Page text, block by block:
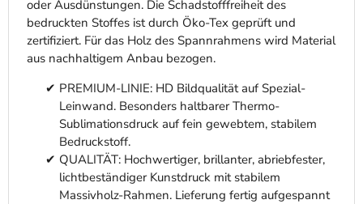
oder Ausdünstungen. Die Schadstofffreiheit des
bedruckten Stoffes ist durch Öko-Tex geprüft und
zertifiziert. Für das Holz des Spannrahmens wird Material
aus nachhaltigem Anbau bezogen.
PREMIUM-LINIE: HD Bildqualität auf Spezial-
Leinwand. Besonders haltbarer Thermo-
Sublimationsdruck auf fein gewebtem, stabilem
Bedruckstoff.
QUALITÄT: Hochwertiger, brillanter, abriebfester,
lichtbeständiger Kunstdruck mit stabilem
Massivholz-Rahmen. Lieferung fertig aufgespannt